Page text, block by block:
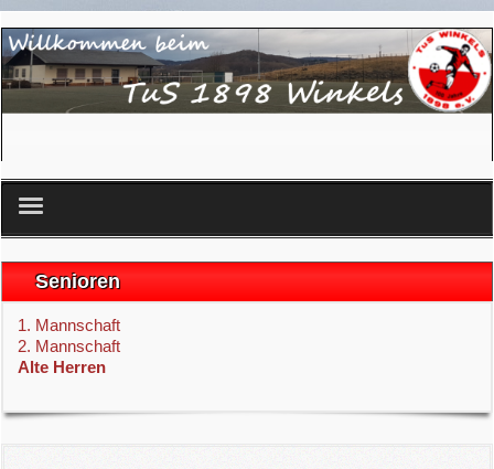
Startseite
Verein
Senioren
Spielplan
Senioren
1. Mannschaft
2. Mannschaft
Alte Herren